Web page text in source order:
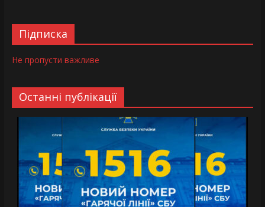
Підписка
Не пропусти важливе
Останні публікації